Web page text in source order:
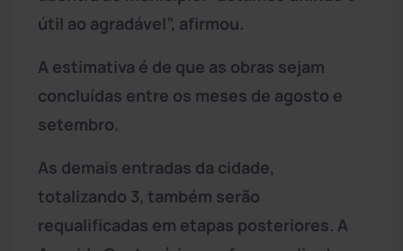
útil ao agradável”, afirmou.
A estimativa é de que as obras sejam
concluídas entre os meses de agosto e
setembro.
As demais entradas da cidade,
totalizando 3, também serão
requalificadas em etapas posteriores. A